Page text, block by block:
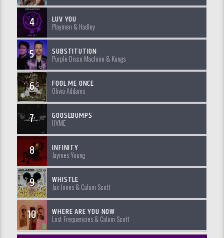
4 LUV YOU
Playmen & Hadley
5 SUBSTITUTION
Purple Disco Machine & Kungs
6 FOOL ME ONCE
Olivia Addams
7 GOOSEBUMPS
HVME
8 INFINITY
Jaymes Young
9 WHISTLE
Jax Jones & Calum Scott
10 WHERE ARE YOU NOW
Lost Frequencies & Calum Scott